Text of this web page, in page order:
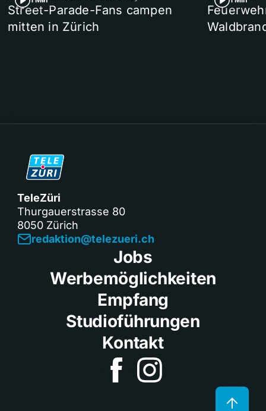
Street-Parade-Fans campen
mitten in Zürich
TeleZüri
Thurgauerstrasse 80
8050 Zürich
redaktion@telezueri.ch
Jobs
Werbemöglichkeiten
Empfang
Studioführungen
Kontakt